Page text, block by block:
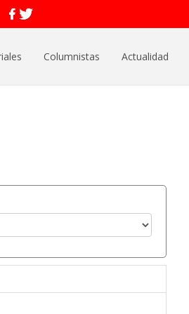
Columnistas Actualidad